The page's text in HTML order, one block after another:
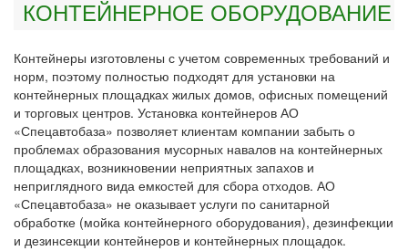
КОНТЕЙНЕРНОЕ ОБОРУДОВАНИЕ
Контейнеры изготовлены с учетом современных требований и
норм, поэтому полностью подходят для установки на
контейнерных площадках жилых домов, офисных помещений
и торговых центров. Установка контейнеров АО
«Спецавтобаза» позволяет клиентам компании забыть о
проблемах образования мусорных навалов на контейнерных
площадках, возникновении неприятных запахов и
неприглядного вида емкостей для сбора отходов. АО
«Спецавтобаза» не оказывает услуги по санитарной
обработке (мойка контейнерного оборудования), дезинфекции
и дезинсекции контейнеров и контейнерных площадок.